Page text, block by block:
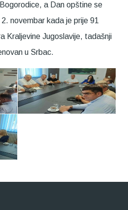
a Dan opštine se
novembar kada je prije 91
Kraljevine Jugoslavije, tadašnji
u Srbac.